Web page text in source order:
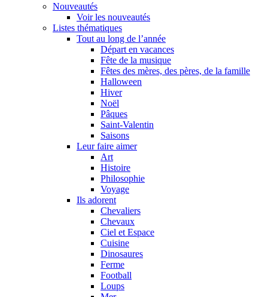
Nouveautés
Voir les nouveautés
Listes thématiques
Tout au long de l’année
Départ en vacances
Fête de la musique
Fêtes des mères, des pères, de la famille
Halloween
Hiver
Noël
Pâques
Saint-Valentin
Saisons
Leur faire aimer
Art
Histoire
Philosophie
Voyage
Ils adorent
Chevaliers
Chevaux
Ciel et Espace
Cuisine
Dinosaures
Ferme
Football
Loups